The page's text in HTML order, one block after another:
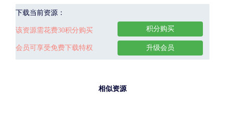
下载当前资源：
该资源需花费30积分购买
会员可享受免费下载特权
积分购买
升级会员
相似资源